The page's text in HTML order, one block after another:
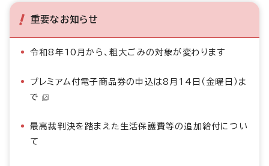
重要なお知らせ
令和8年10月から、粗大ごみの対象が変わります
プレミアム付電子商品券の申込は8月14日（金曜日）ま
で
最高裁判決を踏まえた生活保護費等の追加給付につい
て